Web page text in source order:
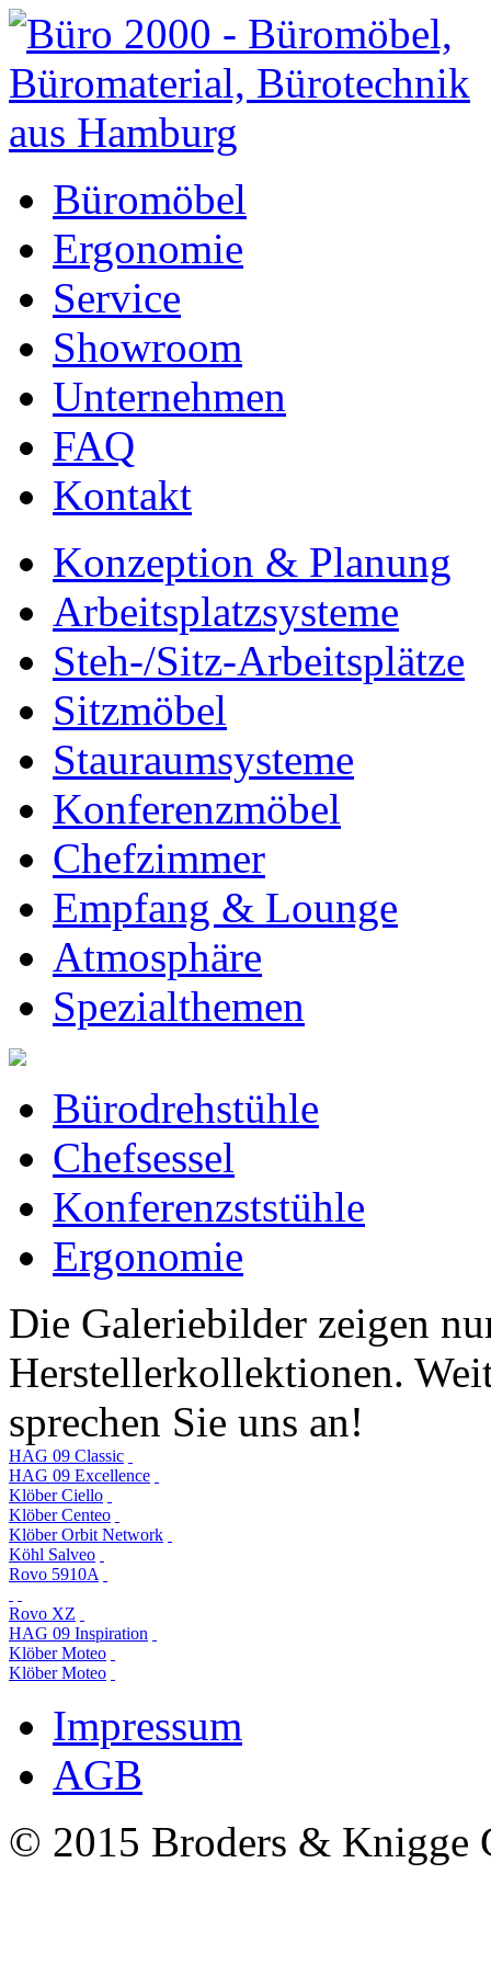
Büromöbel
Ergonomie
Service
Showroom
Unternehmen
FAQ
Kontakt
Konzeption & Planung
Arbeitsplatzsysteme
Steh-/Sitz-Arbeitsplätze
Sitzmöbel
Stauraumsysteme
Konferenzmöbel
Chefzimmer
Empfang & Lounge
Atmosphäre
Spezialthemen
Bürodrehstühle
Chefsessel
Konferenzststühle
Ergonomie
Die Galeriebilder zeigen
Herstellerkollektionen.
sprechen Sie uns an!
HAG 09 Classic
HAG 09 Excellence
Klöber Ciello
Klöber Centeo
Klöber Orbit Network
Köhl Salveo
Rovo 5910A
Rovo XZ
HAG 09 Inspiration
Klöber Moteo
Klöber Moteo
Impressum
AGB
© 2015 Broders & Knigge